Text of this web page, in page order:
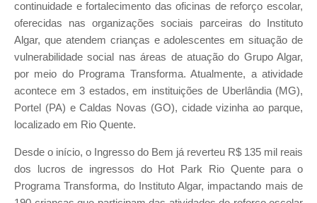
continuidade e fortalecimento das oficinas de reforço escolar,
oferecidas nas organizações sociais parceiras do Instituto
Algar, que atendem crianças e adolescentes em situação de
vulnerabilidade social nas áreas de atuação do Grupo Algar,
por meio do Programa Transforma. Atualmente, a atividade
acontece em 3 estados, em instituições de Uberlândia (MG),
Portel (PA) e Caldas Novas (GO), cidade vizinha ao parque,
localizado em Rio Quente.
Desde o início, o Ingresso do Bem já reverteu R$ 135 mil reais
dos lucros de ingressos do Hot Park Rio Quente para o
Programa Transforma, do Instituto Algar, impactando mais de